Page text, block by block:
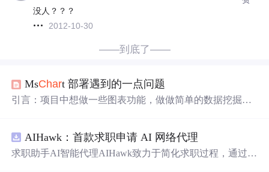
没人？？？
2012-10-30
——到底了——
MsChart 部署遇到的一点问题
引言：项目中想做一些图表功能，做做简单的数据挖掘，
了，开发过程还算顺利，下了个案例 程序，也就顺顺利利
的开始拖控件。 可这家伙部署的时候，问题就出现了。部
AIHawk：首款求职申请 AI 网络代理
求职助手AI智能代理AIHawk致力于简化求职过程，通过自